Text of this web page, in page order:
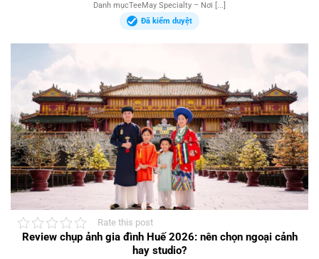
Danh mụcTeeMay Specialty – Nơi [...]
Đã kiểm duyệt
Rate this post
Review chụp ảnh gia đình Huế 2026: nên chọn ngoại cảnh
hay studio?